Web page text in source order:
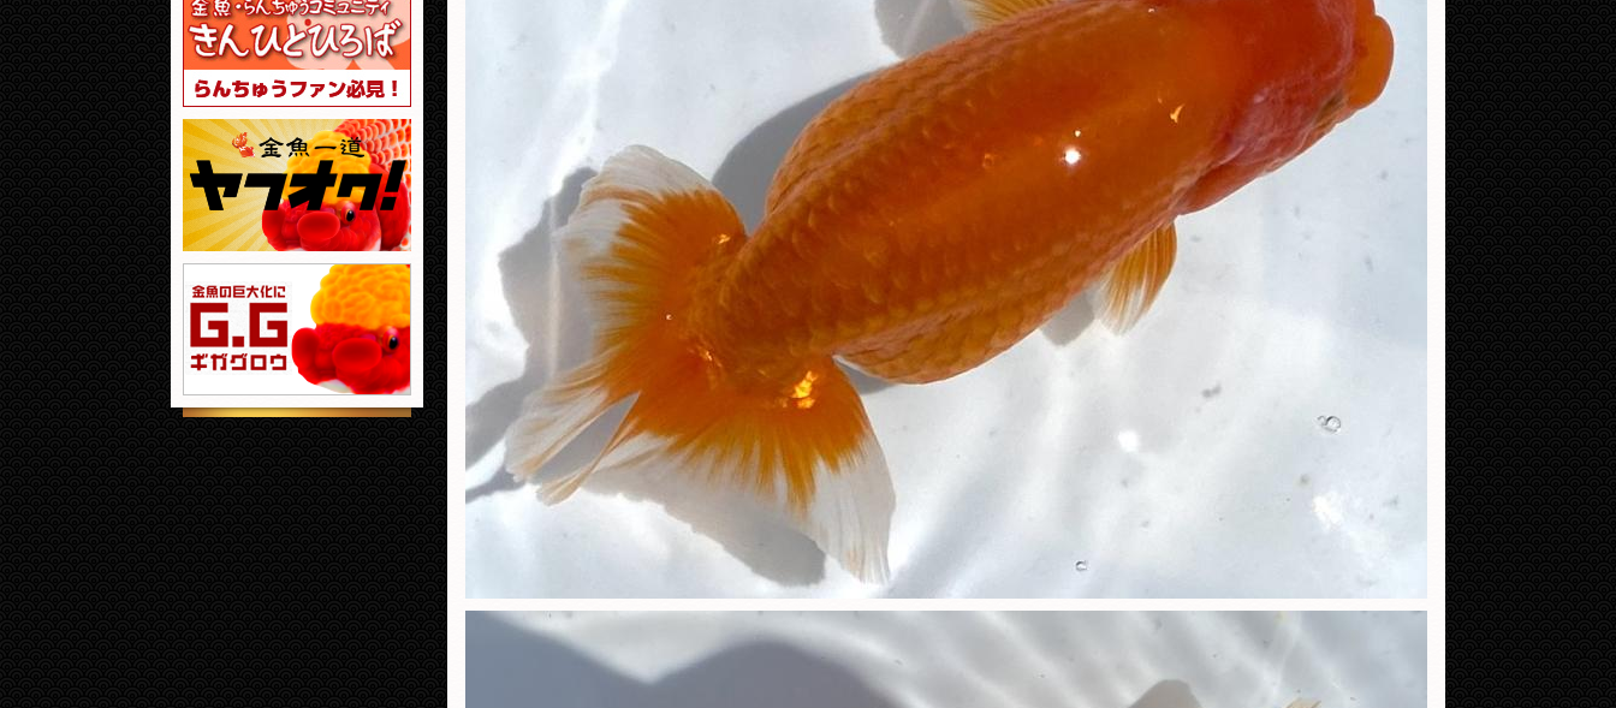
金魚の巨大化にギガグロウ